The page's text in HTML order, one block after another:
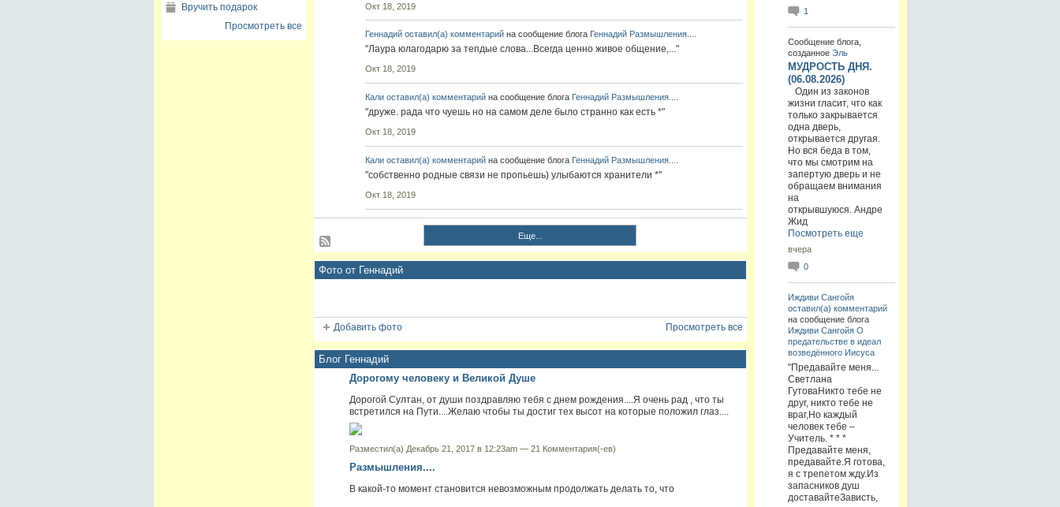
Вручить подарок
Просмотреть все
Окт 18, 2019
Геннадий оставил(а) комментарийна сообщение блога Геннадий Размышления....
"Лаура юлагодарю за тепдые слова...Всегда ценно живое общение,..."
Окт 18, 2019
Кали оставил(а) комментарийна сообщение блога Геннадий Размышления....
"друже. рада что чуешь но на самом деле было странно как есть *"
Окт 18, 2019
Кали оставил(а) комментарийна сообщение блога Геннадий Размышления....
"собственно родные связи не пропьешь) улыбаются хранители *"
Окт 18, 2019
Еще...
Фото от Геннадий
Добавить фото Просмотреть все
Блог Геннадий
Дорогому человеку и Великой Душе
Дорогой Султан, от души поздравляю тебя с днем рождения....Я очень рад , что ты
встретился на Пути....Желаю чтобы ты достиг тех высот на которые положил глаз....
Разместил(а) Декабрь 21, 2017 в 12:23am — 21 Комментария(-ев)
Размышления....
В какой-то момент становится невозможным продолжать делать то, что
1
Сообщение блога,
созданное Эль
МУДРОСТЬ ДНЯ.
(06.08.2026)
Один из законов
жизни гласит, что как
только закрывается
одна дверь,
открывается другая.
Но вся беда в том,
что мы смотрим на
запертую дверь и не
обращаем внимания
на
открывшуюся. Андре
Жид
Посмотреть еще
вчера
0
Иждиви Сангойя
оставил(а) комментарий
на сообщение блога
Иждиви Сангойя О
предательстве в идеал
возведённого Иисуса
"Предавайте меня...
Светлана
ГутоваНикто тебе не
друг, никто тебе не
враг,Но каждый
человек тебе –
Учитель. * * *
Предавайте меня,
предавайте.Я готова,
я с трепетом жду.Из
запасников душ
доставайтеЗависть,